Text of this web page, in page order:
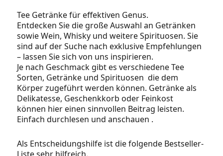
Tee Getränke für effektiven Genus.
Entdecken Sie die große Auswahl an Getränken
sowie Wein, Whisky und weitere Spirituosen. Sie
sind auf der Suche nach exklusive Empfehlungen
– lassen Sie sich von uns inspirieren.
Je nach Geschmack gibt es verschiedene Tee
Sorten, Getränke und Spirituosen die dem
Körper zugeführt werden können. Getränke als
Delikatesse, Geschenkkorb oder Feinkost
können hier einen sinnvollen Beitrag leisten.
Einfach durchlesen und anschauen .
Als Entscheidungshilfe ist die folgende Bestseller-